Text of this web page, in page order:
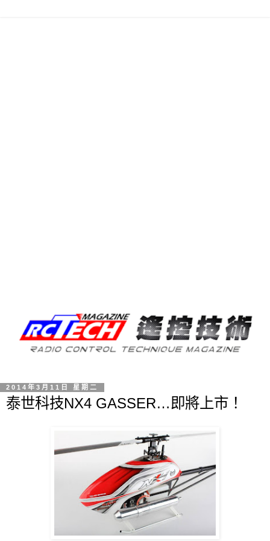
2014年3月11日 星期二
泰世科技NX4 GASSER…即將上市！